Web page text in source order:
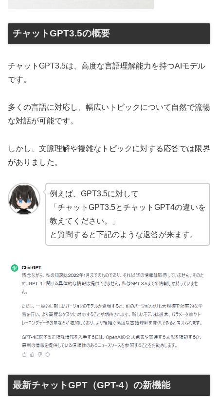
チャットGPT3.5の概要
チャットGPT3.5は、高度な言語理解能力を持つAIモデル
です。
多くの言語に対応し、幅広いトピックについて自然で流暢
な対話が可能です。
しかし、文脈理解や複雑なトピックに対する応答では限界
がありました。
例えば、GPT3.5に対して
「チャットGPT3.5とチャットGPT4の違いを
教えてください。」
と質問すると下記のような返答が来ます。
最新チャットGPT（GPT-4）の新機能